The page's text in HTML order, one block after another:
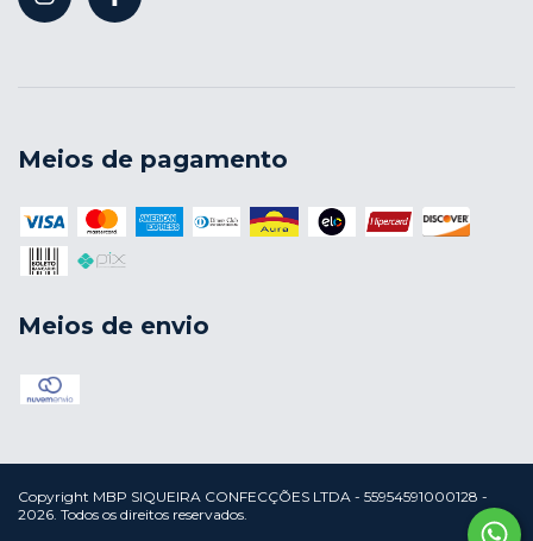
Meios de pagamento
Meios de envio
Copyright MBP SIQUEIRA CONFECÇÕES LTDA - 55954591000128 -
2026. Todos os direitos reservados.